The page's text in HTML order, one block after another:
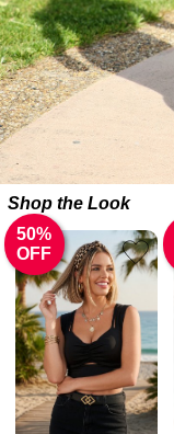
Shop the Look
50%
OFF